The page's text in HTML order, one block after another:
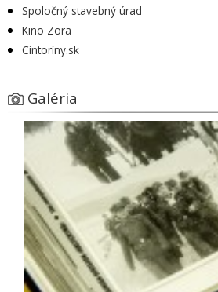
Spoločný stavebný úrad
Kino Zora
Cintoríny.sk
Galéria